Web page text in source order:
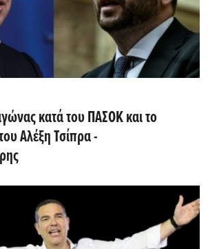
κατά του ΠΑΣΟΚ και το
Αλέξη Τσίπρα -